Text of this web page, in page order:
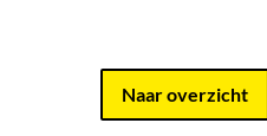
Naar overzicht